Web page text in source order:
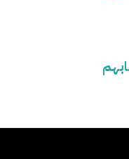
وذلك لاكتسابهم